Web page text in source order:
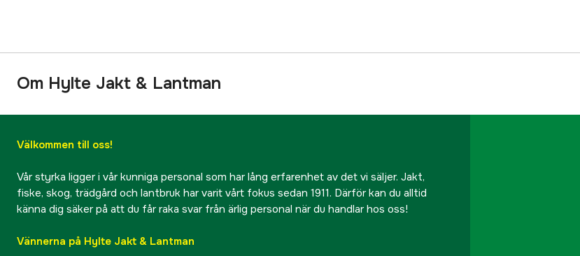
Om Hylte Jakt & Lantman
Välkommen till oss!
Vår styrka ligger i vår kunniga personal som har lång erfarenhet av det vi säljer. Jakt,
fiske, skog, trädgård och lantbruk har varit vårt fokus sedan 1911. Därför kan du alltid
känna dig säker på att du får raka svar från ärlig personal när du handlar hos oss!
Vännerna på Hylte Jakt & Lantman